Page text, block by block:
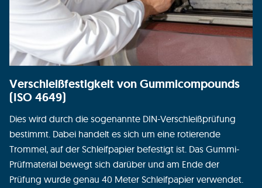
Verschleißfestigkeit von Gummicompounds
(ISO 4649)
Dies wird durch die sogenannte DIN-Verschleißprüfung
bestimmt. Dabei handelt es sich um eine rotierende
Trommel, auf der Schleifpapier befestigt ist. Das Gummi-
Prüfmaterial bewegt sich darüber und am Ende der
Prüfung wurde genau 40 Meter Schleifpapier verwendet.